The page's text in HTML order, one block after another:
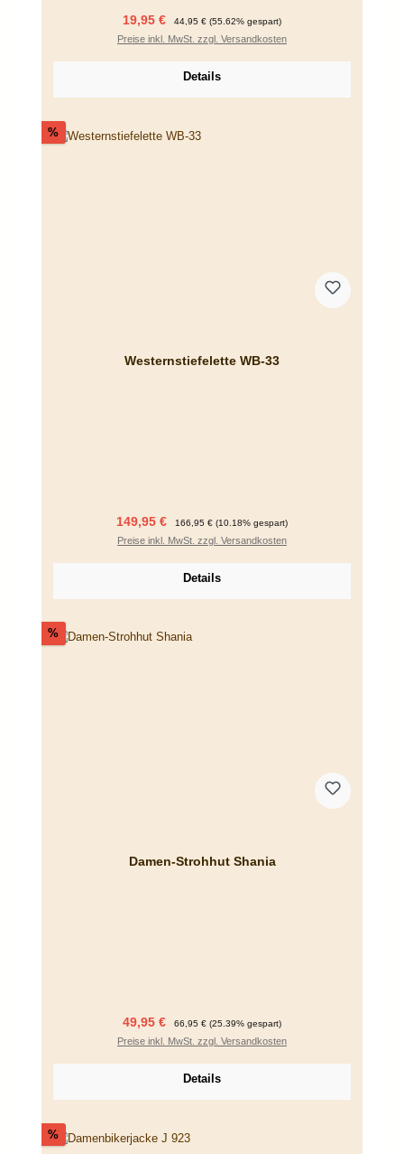
Verkaufspreis:
19,95 € Regulärer Preis:
44,95 € (55.62% gespart)
Preise inkl. MwSt. zzgl. Versandkosten
Details
%Rabatt
Westernstiefelette WB-33
Verkaufspreis:
149,95 € Regulärer Preis:
166,95 € (10.18% gespart)
Preise inkl. MwSt. zzgl. Versandkosten
Details
%Rabatt
Damen-Strohhut Shania
Verkaufspreis:
49,95 € Regulärer Preis:
66,95 € (25.39% gespart)
Preise inkl. MwSt. zzgl. Versandkosten
Details
%Rabatt